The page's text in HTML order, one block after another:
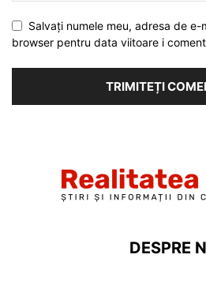
Salvați numele meu, adresa de
browser pentru data viitoare i
DESPRE